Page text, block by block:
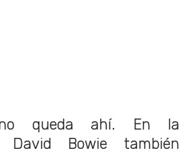
queda ahí. En la
David Bowie también